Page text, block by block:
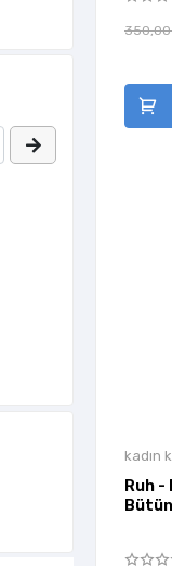
350,00
kadın
Ruh -